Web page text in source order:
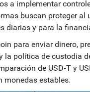
a implementar
buscan proteger al
diarias y para la
para enviar dinero,
la política de custodia
de USD‑T y
monedas estables.